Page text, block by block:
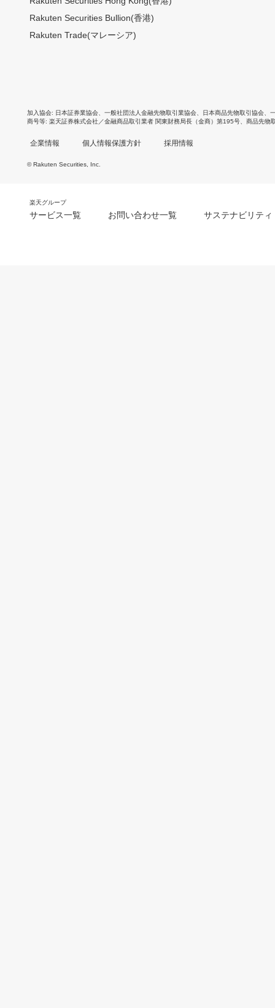
Rakuten Securities Bullion(香港)
Rakuten Trade(マレーシア)
加入協会 日本証券業協会 一般社団法人金融先物取引業協会 日本商品先物取引協会
商号等 楽天証券株式会社／金融商品取引業者 関東財務局長（金商）第195号、商品先物
企業情報 個人情報保護方針 採用情報
© Rakuten Securities, Inc.
楽天グループ
サービス一覧 お問い合わせ一覧 サステナビリティ